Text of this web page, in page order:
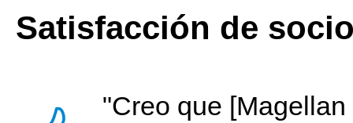
Satisfacción de
"Creo que